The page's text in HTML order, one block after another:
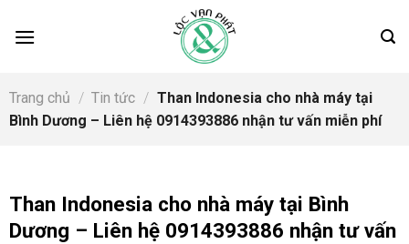
Trang chủ / Tin tức / Than Indonesia cho nhà máy tại
Bình Dương – Liên hệ 0914393886 nhận tư vấn miễn phí
Than Indonesia cho nhà máy tại Bình
Dương – Liên hệ 0914393886 nhận tư vấn